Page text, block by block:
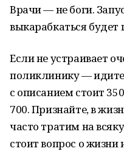
Врачи — не боги.
выкарабкаться будет
Если не устраивает
поликлинику —
с описанием стоит
700. Признайте, в
часто тратим на
стоит вопрос о жизни